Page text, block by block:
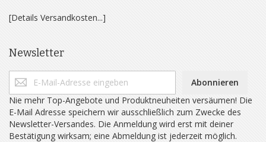
[Details Versandkosten...]
Newsletter
Abonnieren
Nie mehr Top-Angebote und Produktneuheiten versäumen! Die
E-Mail Adresse speichern wir ausschließlich zum Zwecke des
Newsletter-Versandes. Die Anmeldung wird erst mit deiner
Bestätigung wirksam; eine Abmeldung ist jederzeit möglich.